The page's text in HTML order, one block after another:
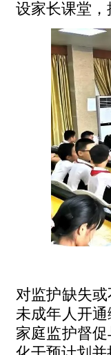
设家长课堂
对监护缺失
未成年人开
家庭监护督